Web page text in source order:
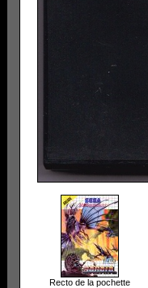
Recto de la pochette